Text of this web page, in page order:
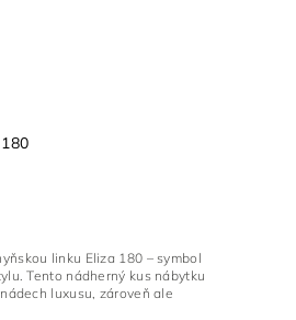
linku Eliza 180 – symbol
Tento nádherný kus nábytku
luxusu, zároveň ale